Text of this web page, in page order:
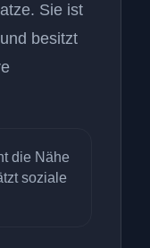
Sie ist
besitzt
die Nähe
soziale